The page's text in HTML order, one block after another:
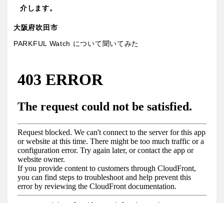
介します。
大阪府吹田市
PARKFUL Watch について聞いてみた